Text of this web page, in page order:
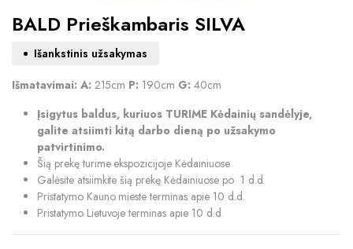
BALD Prieškambaris SILVA
Išankstinis užsakymas
Išmatavimai: A: 215cm P: 190cm G: 40cm
Įsigytus baldus, kuriuos TURIME Kėdainių sandėlyje,
galite atsiimti kitą darbo dieną po užsakymo
patvirtinimo.
Šią prekę turime ekspozicijoje Kėdainiuose
Galėsite atsiimkite šią prekę Kėdainiuose po 1 d.d.
Pristatymo Kauno mieste terminas apie 10 d.d.
Pristatymo Lietuvoje terminas apie 10 d.d.